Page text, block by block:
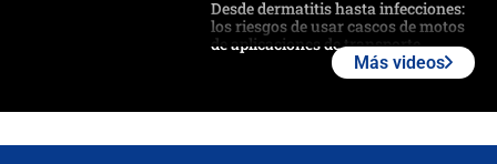
Desde dermatitis hasta infecciones:
los riesgos de usar cascos de motos
de aplicaciones de transporte
Más videos